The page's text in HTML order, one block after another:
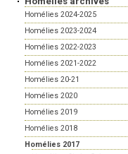
Homélies 2024-2025
Homélies 2023-2024
Homélies 2022-2023
Homélies 2021-2022
Homélies 20-21
Homélies 2020
Homélies 2019
Homélies 2018
Homélies 2017